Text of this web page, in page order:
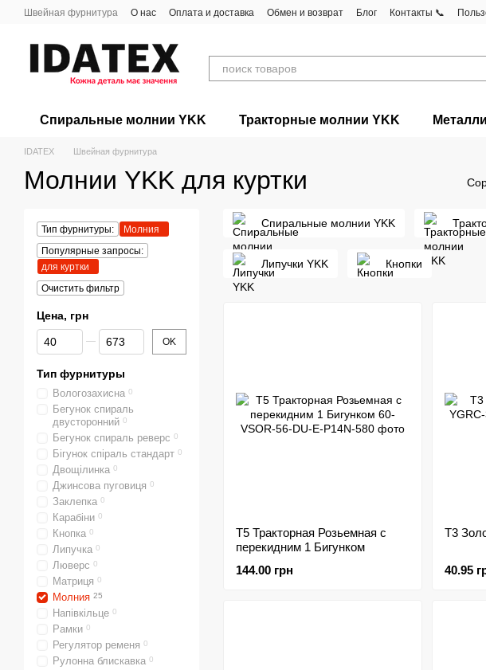
Перейти к основному контенту
Швейная фурнитура О нас Оплата и доставка Обмен и возврат Блог Контакты 📞
Спиральные молнии YKK Тракторные молнии YKK
IDATEX Швейная фурнитура
Молнии YKK для куртки
Спиральные молнии YKK
Липучки YKK Кнопки
Т5 Тракторная Розьемная с
перекидним 1 Бигунком
144.00 грн
Т3
40.95
Тип фурнитуры:
Молния
Популярные запросы:
для куртки
Очистить фильтр
Цена, грн
От Цена, грн
До Цена, грн OK
Тип фурнитуры
Вологозахисна 0
Бегунок спираль
двусторонний 0
Бегунок спираль реверс 0
Бігунок спіраль стандарт 0
Двощілинка 0
Джинсова пуговиця 0
Заклепка 0
Карабіни 0
Кнопка 0
Липучка 0
Люверс 0
Матриця 0
Молния 25
Напівкільце 0
Рамки 0
Регулятор ременя 0
Рулонна блискавка 0